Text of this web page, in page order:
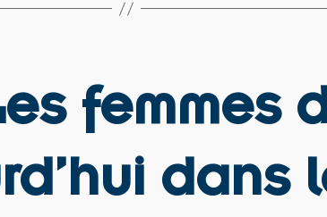
femmes
dans